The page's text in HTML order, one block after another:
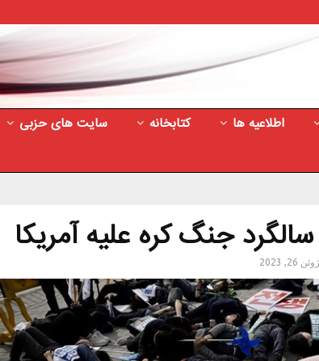
اطلاعیه ها کتابخانه سایت های حزبی
جنگ کره علیه آمریکا
ژوئن 26, 2023